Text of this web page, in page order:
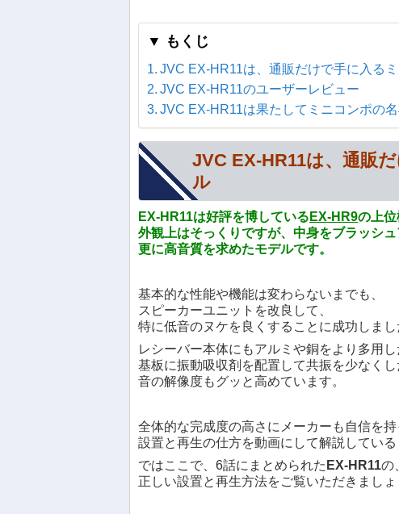
▼ もくじ
JVC EX-HR11は、通販だけで手に入る
JVC EX-HR11のユーザーレビュー
JVC EX-HR11は果たしてミニコンポの
JVC EX-HR11は、通販
ル
EX-HR11は好評を博している EX-HR9の上位
外観上はそっくりですが、中身をブラッシ
更に高音質を求めたモデルです。
基本的な性能や機能は変わらないまでも、
スピーカーユニットを改良して、
特に低音のヌケを良くすることに成功しまし
レシーバー本体にもアルミや銅をより多用し
基板に振動吸収剤を配置して共振を少なくし
音の解像度もグッと高めています。
全体的な完成度の高さにメーカーも自信を持
設置と再生の仕方を動画にして解説している
ではここで、6話にまとめられた EX-HR11の
正しい設置と再生方法をご覧いただきましょ